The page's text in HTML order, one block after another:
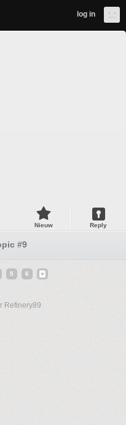
log in
Nieuw Reply
#9
5 6
Refinery89